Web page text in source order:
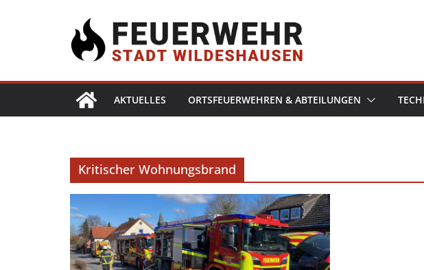
AKTUELLES ORTSFEUERWEHREN & ABTEILUNGEN
Kritischer Wohnungsbrand